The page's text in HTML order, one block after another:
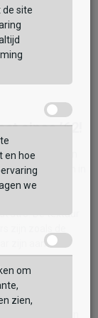
since ’62!
water van
vleugje Japan in
ontwikkeld.
sandaal
stro. De textuur
zijn aan deze
fabrieksfout
zagen
de site
en hoe
we
om
zien,